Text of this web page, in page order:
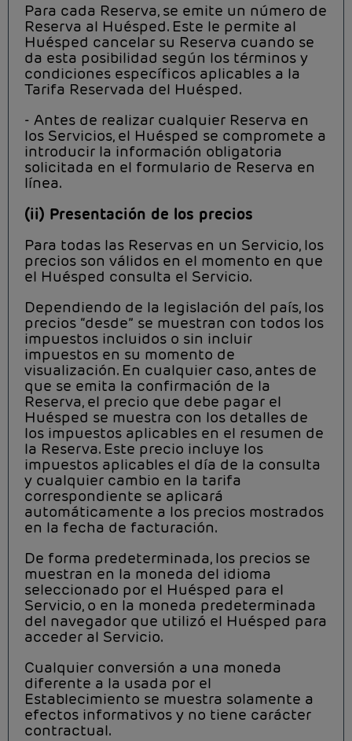
Para cada Reserva, se emite un número de
Reserva al Huésped. Este le permite al
Huésped cancelar su Reserva cuando se
da esta posibilidad según los términos y
condiciones específicos aplicables a la
Tarifa Reservada del Huésped.
- Antes de realizar cualquier Reserva en
los Servicios, el Huésped se compromete a
introducir la información obligatoria
solicitada en el formulario de Reserva en
línea.
(ii) Presentación de los precios
Para todas las Reservas en un Servicio, los
precios son válidos en el momento en que
el Huésped consulta el Servicio.
Dependiendo de la legislación del país, los
precios “desde” se muestran con todos los
impuestos incluidos o sin incluir
impuestos en su momento de
visualización. En cualquier caso, antes de
que se emita la confirmación de la
Reserva, el precio que debe pagar el
Huésped se muestra con los detalles de
los impuestos aplicables en el resumen de
la Reserva. Este precio incluye los
impuestos aplicables el día de la consulta
y cualquier cambio en la tarifa
correspondiente se aplicará
automáticamente a los precios mostrados
en la fecha de facturación.
De forma predeterminada, los precios se
muestran en la moneda del idioma
seleccionado por el Huésped para el
Servicio, o en la moneda predeterminada
del navegador que utilizó el Huésped para
acceder al Servicio.
Cualquier conversión a una moneda
diferente a la usada por el
Establecimiento se muestra solamente a
efectos informativos y no tiene carácter
contractual.